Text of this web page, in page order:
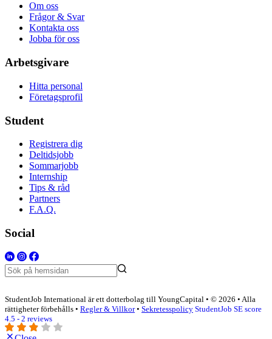
Om oss
Frågor & Svar
Kontakta oss
Jobba för oss
Arbetsgivare
Hitta personal
Företagsprofil
Student
Registrera dig
Deltidsjobb
Sommarjobb
Internship
Tips & råd
Partners
F.A.Q.
Social
StudentJob International är ett dotterbolag till YoungCapital • © 2026 • Alla
rättigheter förbehålls • Regler & Villkor• Sekretesspolicy StudentJob SE score
4.5 - 2 reviews